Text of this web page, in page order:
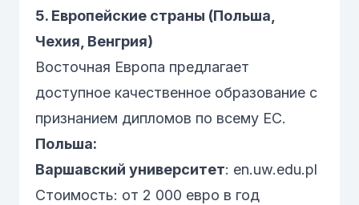
5. Европейские страны (Польша,
Чехия, Венгрия)
Восточная Европа предлагает
доступное качественное образование с
признанием дипломов по всему ЕС.
Польша:
Варшавский университет: en.uw.edu.pl
Стоимость: от 2 000 евро в год